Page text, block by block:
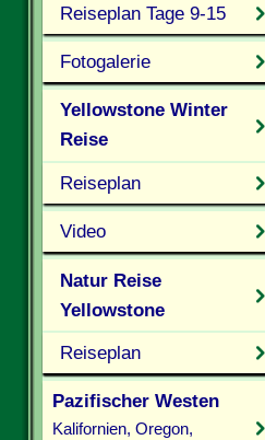
Reiseplan Tage 9-15
Fotogalerie
Yellowstone Winter
Reise
Reiseplan
Video
Natur Reise
Yellowstone
Reiseplan
Pazifischer Westen
Kalifornien, Oregon,